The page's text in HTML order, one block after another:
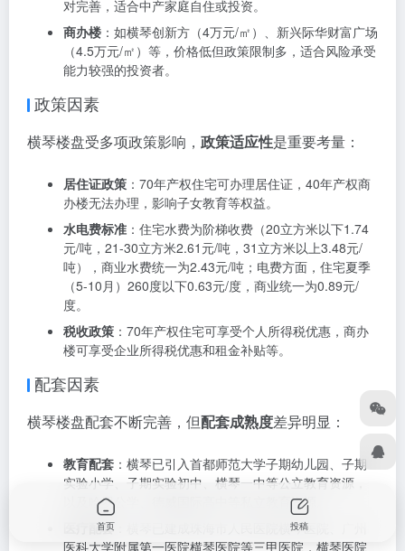
价格因素
横琴楼盘价格差异大，从2万元/㎡到12万元/㎡不等，价
高端住宅
：如香洲埠文化院街（12万元/㎡）、中冶逸璟
公馆（6万元/㎡）等，价格高但配套完善、品质出众，适
中端住宅：如华发广场（II期）横琴湾（3.8万元/㎡）、
中汇通·横琴广场（3.6万元/㎡）等，价格适中，配套相
对完善，适合中产家庭自住或投资。
商办楼：如横琴创新方（4万元/㎡）、新兴际华财富广场
（4.5万元/㎡）等，价格低但政策限制多，适合风险承受
能力较强的投资者。
政策因素
：70年产权住宅可办理居住证，40年产权商
办楼无法办理，影响子女教育等权益。
水电费标准 ：住宅水费为阶梯收费（20立方米以下1.74
元/吨，21-30立方米2.61元/吨，31立方米以上3.48元/
吨），商业水费统一为2.43元/吨；电费方面，住宅夏季
（5-10月）260度以下0.63元/度，商业统一为0.89元/
首页 投稿